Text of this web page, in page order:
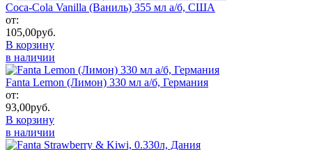
Coca-Cola Vanilla (Ваниль) 355 мл а/б, США
от:
105,00руб.
В корзину
в наличии
Fanta Lemon (Лимон) 330 мл а/б, Германия
от:
93,00руб.
В корзину
в наличии